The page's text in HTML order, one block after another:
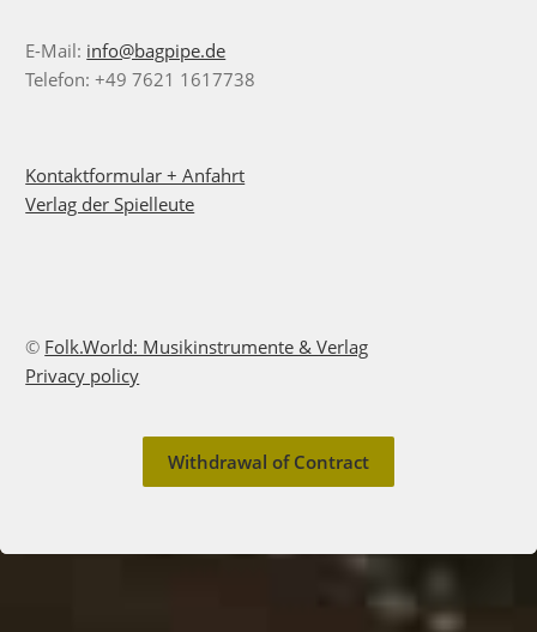
E-Mail: info@bagpipe.de
Telefon: +49 7621 1617738
Kontaktformular + Anfahrt
Verlag der Spielleute
© Folk.World: Musikinstrumente & Verlag
Privacy policy
Withdrawal of Contract